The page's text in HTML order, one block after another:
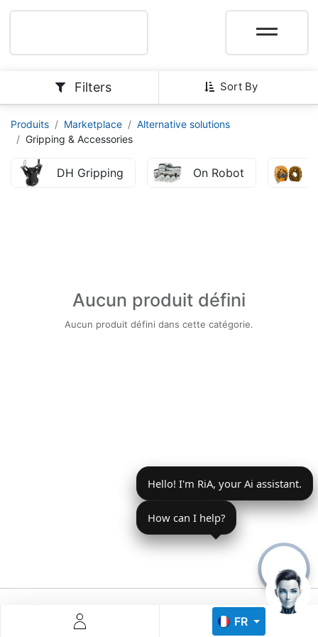
FR
Sort By
Filters
Produits Marketplace
Alternative solutions
Gripping & Accessories
DH Gripping On Robot
Aucun produit défini
Aucun produit défini dans cette catégorie.
Platformă integrată pentru managementul flotei de roboți
Monitorizare în timp real și analiză date
Conectează roboți, software și servicii într-o singură
Scalabil de la 1 robot la zeci de unități
Hello! I'm RiA, your Ai assistant.
How can I help?